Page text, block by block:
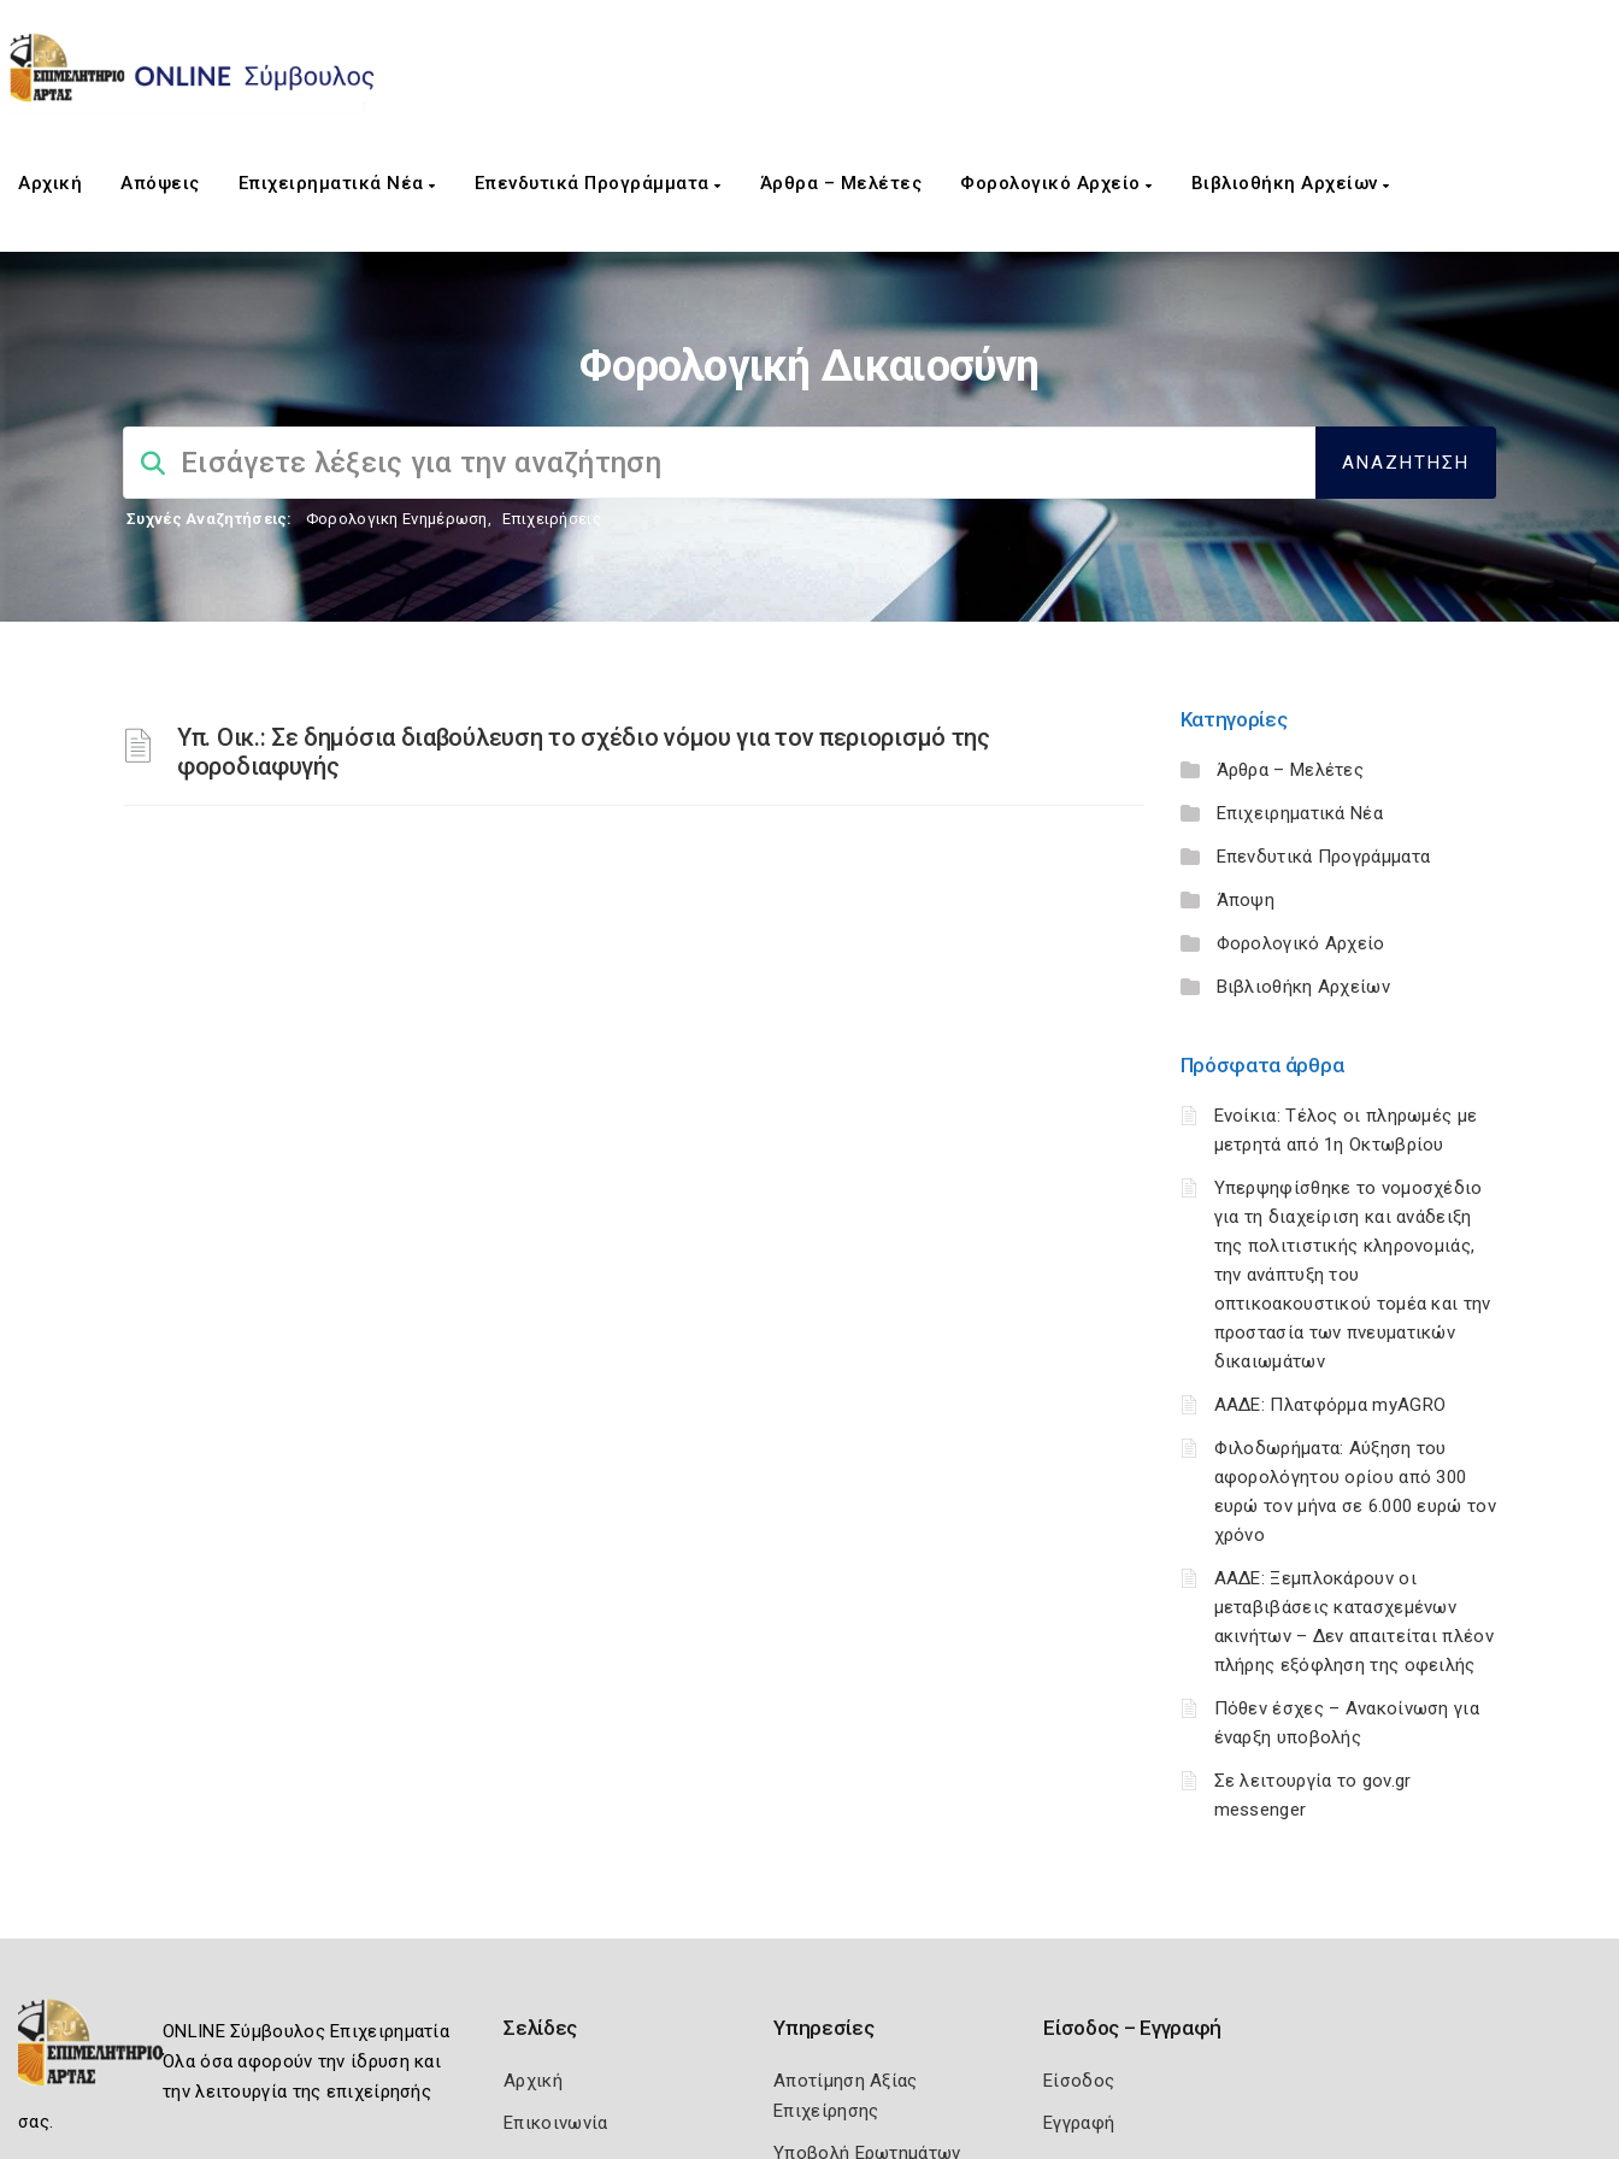
Αρχική Απόψεις Επιχειρηματικά Νέα Επενδυτικά Προγράμματα Άρθρα – Μελέτες Φορολογικό Αρχείο Βιβλιοθήκη Αρχείων
Φορολογική Δικαιοσύνη
Συχνές Αναζητήσεις: Φορολογικη Ενημέρωση, Επιχειρήσεις
Υπ. Οικ.: Σε δημόσια διαβούλευση το σχέδιο νόμου για τον περιορισμό της
φοροδιαφυγής
Κατηγορίες
Άρθρα – Μελέτες
Επιχειρηματικά Νέα
Επενδυτικά Προγράμματα
Άποψη
Φορολογικό Αρχείο
Βιβλιοθήκη Αρχείων
Πρόσφατα άρθρα
Ενοίκια: Τέλος οι πληρωμές με
μετρητά από 1η Οκτωβρίου
Υπερψηφίσθηκε το νομοσχέδιο
για τη διαχείριση και ανάδειξη
της πολιτιστικής κληρονομιάς,
την ανάπτυξη του
οπτικοακουστικού τομέα και την
προστασία των πνευματικών
δικαιωμάτων
ΑΑΔΕ: Πλατφόρμα myAGRO
Φιλοδωρήματα: Αύξηση του
αφορολόγητου ορίου από 300
ευρώ τον μήνα σε 6.000 ευρώ τον
χρόνο
ΑΑΔΕ: Ξεμπλοκάρουν οι
μεταβιβάσεις κατασχεμένων
ακινήτων – Δεν απαιτείται πλέον
πλήρης εξόφληση της οφειλής
Πόθεν έσχες – Ανακοίνωση για
έναρξη υποβολής
Σε λειτουργία το gov.gr
messenger
ONLINE Σύμβουλος Επιχειρηματία
Όλα όσα αφορούν την ίδρυση και
την λειτουργία της επιχείρησής
σας.
Σελίδες
Αρχική
Επικοινωνία
Υπηρεσίες
Αποτίμηση Αξίας
Επιχείρησης
Υποβολή Ερωτημάτων
Είσοδος – Εγγραφή
Είσοδος
Εγγραφή